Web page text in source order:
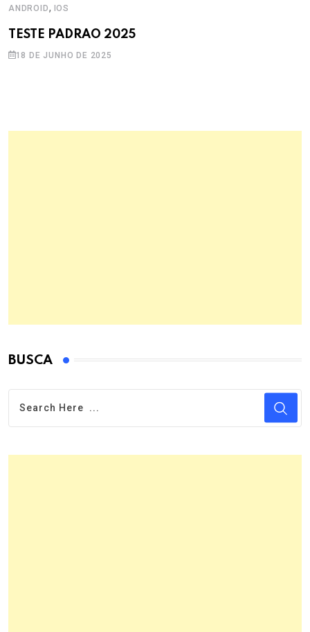
ANDROID, IOS
TESTE PADRAO 2025
18 DE JUNHO DE 2025
BUSCA